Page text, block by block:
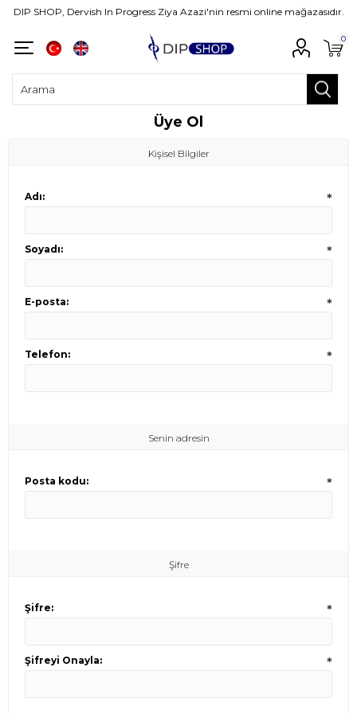
DIP SHOP, Dervish In Progress Ziya Azazi'nin resmi online mağazasıdır.
0
Üye Ol
Kişisel Bilgiler
Adı: *
Soyadı: *
E-posta: *
Telefon: *
Senin adresin
Posta kodu: *
Şifre
Şifre: *
Şifreyi Onayla: *